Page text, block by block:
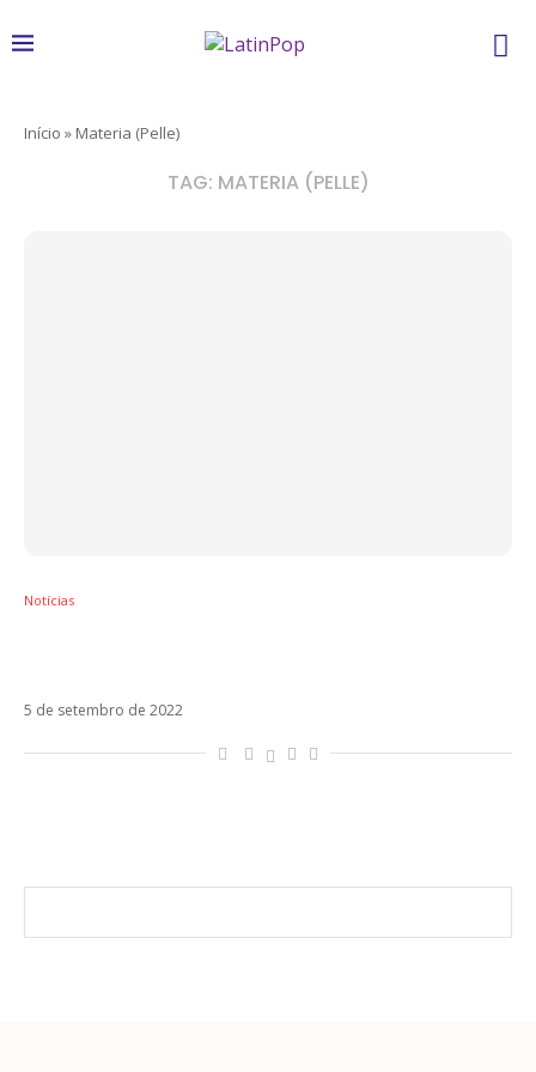
Início » Materia (Pelle)
TAG: MATERIA (PELLE)
Notícias
5 de setembro de 2022